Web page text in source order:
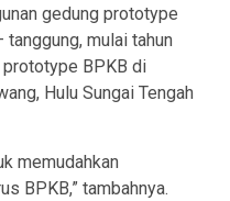
gedung prototype
tanggung, mulai tahun
BPKB di
Hulu Sungai Tengah
memudahkan
BPKB,” tambahnya.